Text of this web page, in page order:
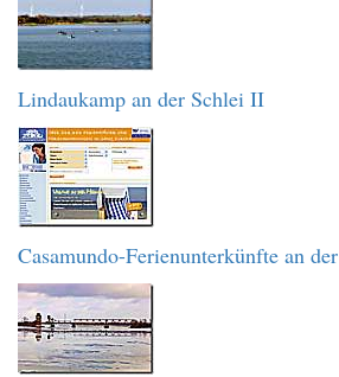
Lindaukamp an der Schlei II
Casamundo-Ferienunterkünfte an